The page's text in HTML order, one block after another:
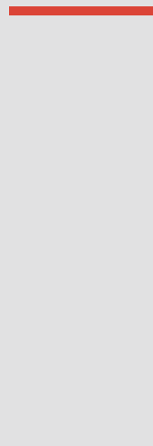
twitter